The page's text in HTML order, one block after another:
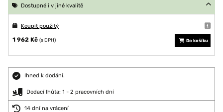
Dostupné i v jiné kvalitě
Koupit použitý
1 962 Kč (s DPH) Do košíku
Ihned k dodání.
Dodací lhůta: 1 - 2 pracovních dní
14 dní na vrácení